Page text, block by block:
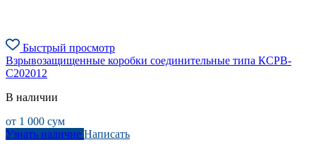
Быстрый просмотр
Взрывозащищенные коробки соединительные типа КСРВ-
C202012
В наличии
от 1 000 сум
Узнать наличие Написать